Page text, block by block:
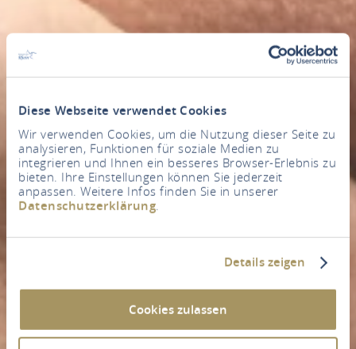
Diese Webseite verwendet Cookies
Wir verwenden Cookies, um die Nutzung dieser Seite zu
analysieren, Funktionen für soziale Medien zu
integrieren und Ihnen ein besseres Browser-Erlebnis zu
bieten. Ihre Einstellungen können Sie jederzeit
anpassen. Weitere Infos finden Sie in unserer
Datenschutzerklärung.
Details zeigen
Cookies zulassen